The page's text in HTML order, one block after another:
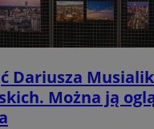
Dariusza
Można ją